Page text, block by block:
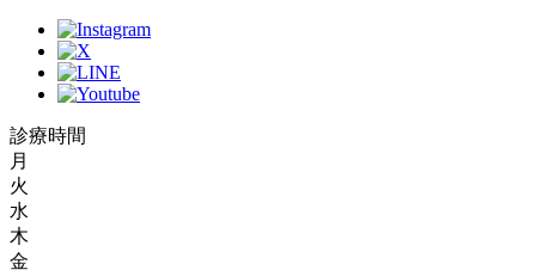
診療時間
月
火
水
木
金